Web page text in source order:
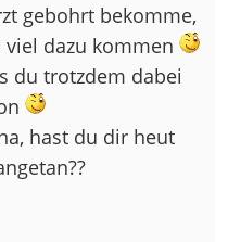
gebohrt bekomme,
dazu kommen
du trotzdem dabei
hast du dir heut